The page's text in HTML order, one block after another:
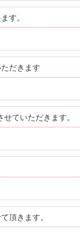
す。
だきます
ていただきます。
頂きます。